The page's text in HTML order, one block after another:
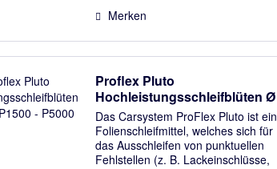
sorgt für ein extrem feines und
Merken
Proflex Pluto
Hochleistungsschleifblüten Ø
34...
Das Carsystem ProFlex Pluto ist ein
Folienschleifmittel, welches sich für
das Ausschleifen von punktuellen
Fehlstellen (z. B. Lackeinschlüsse,